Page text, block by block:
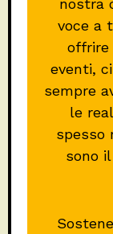
nostra
voce a
offrire
eventi,
sempre
le
spesso
sono